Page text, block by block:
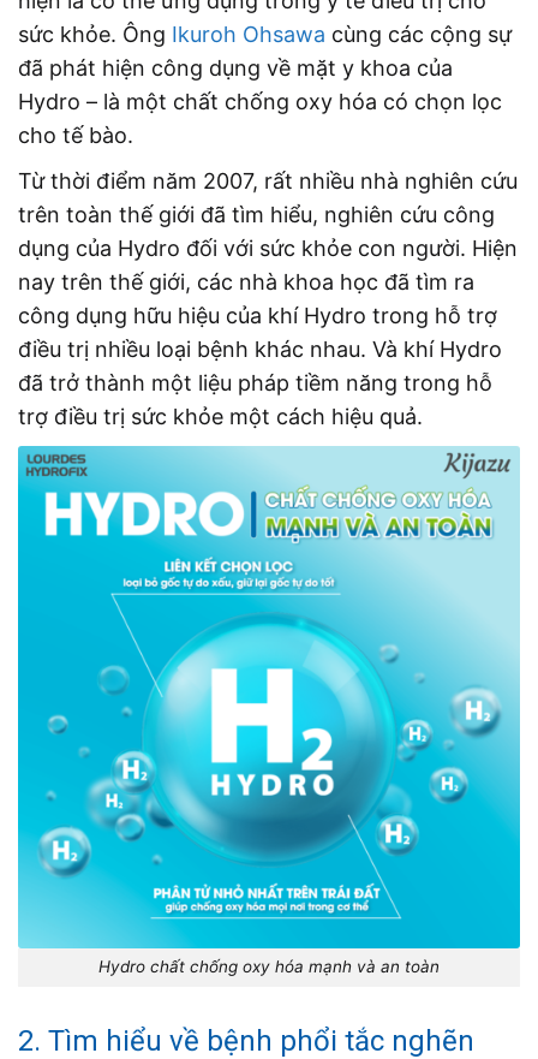
sức khỏe. Ông Ikuroh Ohsawa cùng các cộng sự
đã phát hiện công dụng về mặt y khoa của
Hydro – là một chất chống oxy hóa có chọn lọc
cho tế bào.
Từ thời điểm năm 2007, rất nhiều nhà nghiên cứu
trên toàn thế giới đã tìm hiểu, nghiên cứu công
dụng của Hydro đối với sức khỏe con người. Hiện
nay trên thế giới, các nhà khoa học đã tìm ra
công dụng hữu hiệu của khí Hydro trong hỗ trợ
điều trị nhiều loại bệnh khác nhau. Và khí Hydro
đã trở thành một liệu pháp tiềm năng trong hỗ
trợ điều trị sức khỏe một cách hiệu quả.
Hydro chất chống oxy hóa mạnh và an toàn
2. Tìm hiểu về bệnh phổi tắc nghẽn